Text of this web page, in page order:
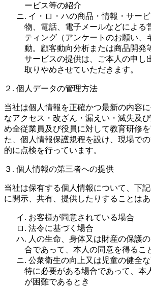
ービス等の紹介
ニ. イ・ロ・ハの商品・情報・サー
物、電話、電子メールなどによる
ティング（アンケートのお願い、
動。顧客動向分析または商品開発
サービスの提供は、ご本人の申し
取りやめさせていただきます。
２. 個人データの管理方法
当社は個人情報を正確かつ最新の内容
なアクセス・改ざん・漏えい・滅失及
め全従業員及び役員に対して教育研修
た、個人情報保護規程を設け、現場で
的に点検を行っています。
３. 個人情報の第三者への提供
当社は保有する個人情報について、下
に開示、共有、提供したりすることはあ
イ. お客様が同意されている場合
ロ. 法令に基づく場合
ハ. 人の生命、身体又は財産の保護
合であって、本人の同意を得るこ
ニ. 公衆衛生の向上又は児童の健全
特に必要がある場合であって、本
が困難であるとき